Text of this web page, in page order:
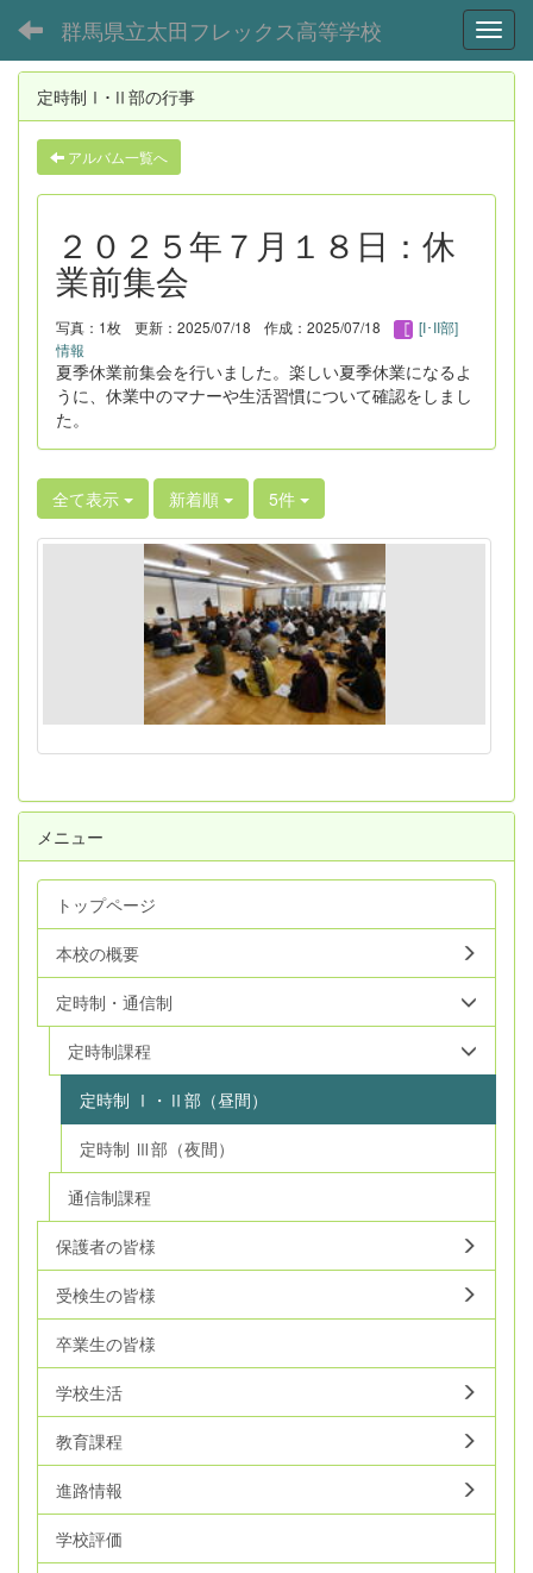
群馬県立太田フレックス高等学校
定時制Ⅰ･Ⅱ部の行事
アルバム一覧へ
２０２５年７月１８日：休
業前集会
写真：1枚 更新：2025/07/18 作成：2025/07/18
[I･II部]
情報
夏季休業前集会を行いました。楽しい夏季休業になるよ
うに、休業中のマナーや生活習慣について確認をしまし
た。
全て表示 新着順 5件
メニュー
トップページ
本校の概要
定時制・通信制
定時制課程
定時制 Ⅰ・Ⅱ部（昼間）
定時制 Ⅲ部（夜間）
通信制課程
保護者の皆様
受検生の皆様
卒業生の皆様
学校生活
教育課程
進路情報
学校評価